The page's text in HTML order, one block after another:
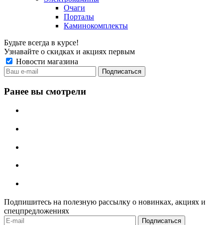
Очаги
Порталы
Каминокомплекты
Будьте всегда в курсе!
Узнавайте о скидках и акциях первым
Новости магазина
Ранее вы смотрели
Подпишитесь на полезную рассылку о новинках, акциях и
спецпредложениях